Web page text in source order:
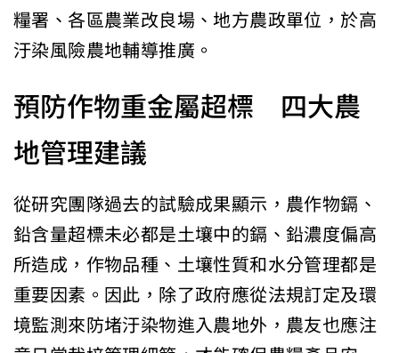
糧署、各區農業改良場、地方農政單位，於高
汙染風險農地輔導推廣。
預防作物重金屬超標 四大農
地管理建議
從研究團隊過去的試驗成果顯示，農作物鎘、
鉛含量超標未必都是土壤中的鎘、鉛濃度偏高
所造成，作物品種、土壤性質和水分管理都是
重要因素。因此，除了政府應從法規訂定及環
境監測來防堵汙染物進入農地外，農友也應注